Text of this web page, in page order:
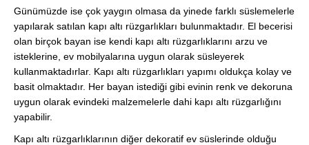
Günümüzde ise çok yaygın olmasa da yinede farklı süslemelerle
yapılarak satılan kapı altı rüzgarlıkları bulunmaktadır. El becerisi
olan birçok bayan ise kendi kapı altı rüzgarlıklarını arzu ve
isteklerine, ev mobilyalarına uygun olarak süsleyerek
kullanmaktadırlar. Kapı altı rüzgarlıkları yapımı oldukça kolay ve
basit olmaktadır. Her bayan istediği gibi evinin renk ve dekoruna
uygun olarak evindeki malzemelerle dahi kapı altı rüzgarlığını
yapabilir.
Kapı altı rüzgarlıklarının diğer dekoratif ev süslerinde olduğu